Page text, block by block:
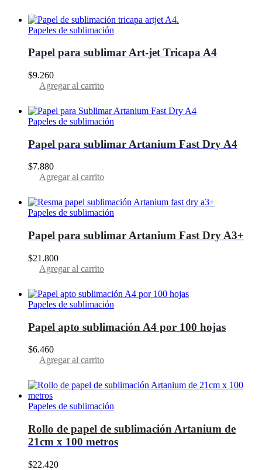
Papeles de sublimación
Papel para sublimar Art-jet Tricapa A4
$9.260
Agregar al carrito
Papeles de sublimación
Papel para sublimar Artanium Fast Dry A4
$7.880
Agregar al carrito
Papeles de sublimación
Papel para sublimar Artanium Fast Dry A3+
$21.800
Agregar al carrito
Papeles de sublimación
Papel apto sublimación A4 por 100 hojas
$6.460
Agregar al carrito
Papeles de sublimación
Rollo de papel de sublimación Artanium de
21cm x 100 metros
$22.420